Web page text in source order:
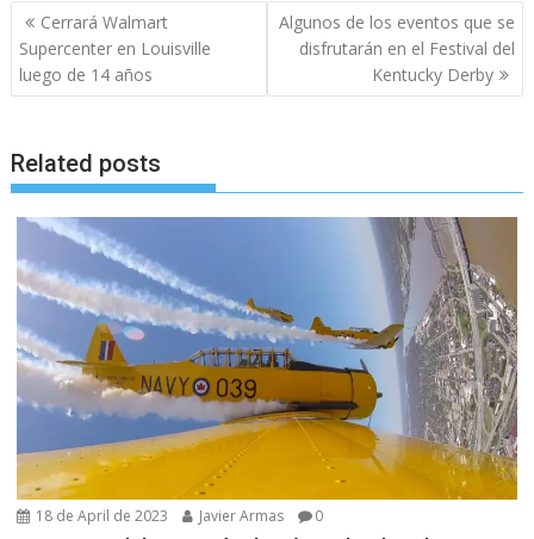
Post
navigation
Cerrará Walmart
Supercenter en Louisville
luego de 14 años
Algunos de los eventos que se
disfrutarán en el Festival del
Kentucky Derby
Related posts
18 de April de 2023 Javier Armas 0